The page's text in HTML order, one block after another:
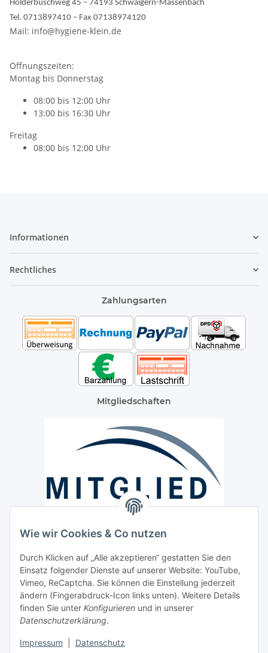
Wie wir Cookies & Co nutzen
Durch Klicken auf „Alle akzeptieren“ gestatten Sie den
Einsatz folgender Dienste auf unserer Website: YouTube,
Vimeo, ReCaptcha. Sie können die Einstellung jederzeit
ändern (Fingerabdruck-Icon links unten). Weitere Details
finden Sie unter Konfigurieren und in unserer
Datenschutzerklärung.
Impressum Datenschutz
Holderbuschweg 45 – 74193 Schwaigern-Massenbach
Tel. 0713897410 – Fax 07138974120
Mail: info@hygiene-klein.de
Öffnungszeiten:
Montag bis Donnerstag
08:00 bis 12:00 Uhr
13:00 bis 16:30 Uhr
Freitag
08:00 bis 12:00 Uhr
Informationen
Rechtliches
Zahlungsarten
Mitgliedschaften
Paketdienst und Spedition
Regionaler Lieferservice im Umkreis von ca. 60 Km
Sicherheit